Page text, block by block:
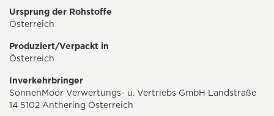
Ursprung der Rohstoffe
Österreich
Produziert/Verpackt in
Österreich
Inverkehrbringer
SonnenMoor Verwertungs- u. Vertriebs GmbH Landstraße
14 5102 Anthering Österreich